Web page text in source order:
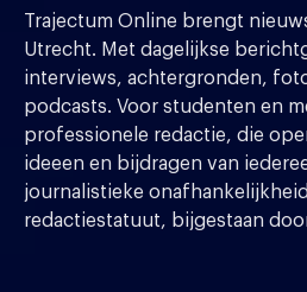
Trajectum Online brengt
Utrecht. Met dagelijkse
interviews, achtergronden,
podcasts. Voor studenten en
professionele redactie, die
ideeen en bijdragen van
journalistieke
redactiestatuut, bijgestaan